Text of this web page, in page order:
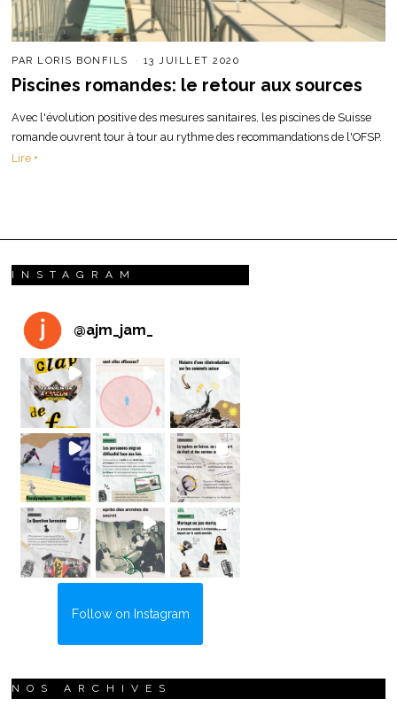
PAR LORIS BONFILS 13 JUILLET 2020
Piscines romandes: le retour aux sources
Avec l'évolution positive des mesures sanitaires, les piscines de Suisse
romande ouvrent tour à tour au rythme des recommandations de l'OFSP.
Lire +
INSTAGRAM
@ajm_jam_
Follow on Instagram
NOS ARCHIVES